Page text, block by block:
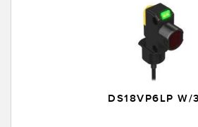
DS18VP6LP W/